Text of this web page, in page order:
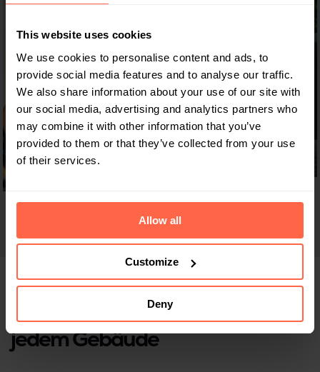
This website uses cookies
We use cookies to personalise content and ads, to
provide social media features and to analyse our traffic.
We also share information about your use of our site with
our social media, advertising and analytics partners who
may combine it with other information that you’ve
provided to them or that they’ve collected from your use
of their services.
Allow all
Customize
Deny
Ein absolutes Must-have in
jedem Gebäude